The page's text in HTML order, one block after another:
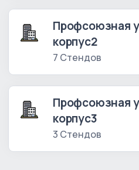
Профсоюзная
корпус2
7 Стендов
Профсоюзная
корпус3
3 Стендов